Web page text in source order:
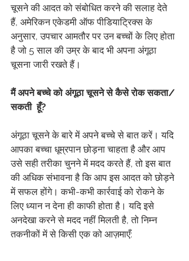
चूसने की आदत को संबोधित करने की सलाह देते
हैं, अमेरिकन एकेडमी ऑफ पीडियाट्रिक्स के
अनुसार, उपचार आमतौर पर उन बच्चों के लिए होता
है जो 5 साल की उम्र के बाद भी अपना अंगूठा
चूसना जारी रखते हैं।
मैं अपने बच्चे को अंगूठा चूसने से कैसे रोक सकता/
सकती  हूँ?
अंगूठा चूसने के बारे में अपने बच्चे से बात करें। यदि
आपका बच्चा धूम्रपान छोड़ना चाहता है और आप
उसे सही तरीका चुनने में मदद करते हैं, तो इस बात
की अधिक संभावना है कि आप इस आदत को छोड़ने
में सफल होंगे। कभी-कभी कार्रवाई को रोकने के
लिए ध्यान न देना ही काफी होता है। यदि इसे
अनदेखा करने से मदद नहीं मिलती है, तो निम्न
तकनीकों में से किसी एक को आज़माएँ: